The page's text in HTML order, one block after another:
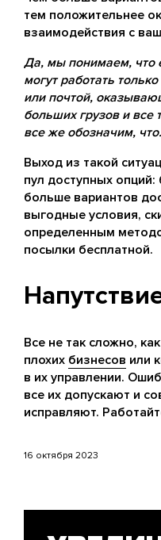
тем положительнее
взаимодействия с
Да, мы понимаем, что
могут работать
или почтой,
больших грузов и все
все же обозначим,
Выход из такой
пул доступных
больше вариантов
выгодные условия,
определенным
посылки бесплатной.
Все не так сложно,
плохих бизнесов или
в их управлении.
все их допускают и
исправляют.
16 октября 2023